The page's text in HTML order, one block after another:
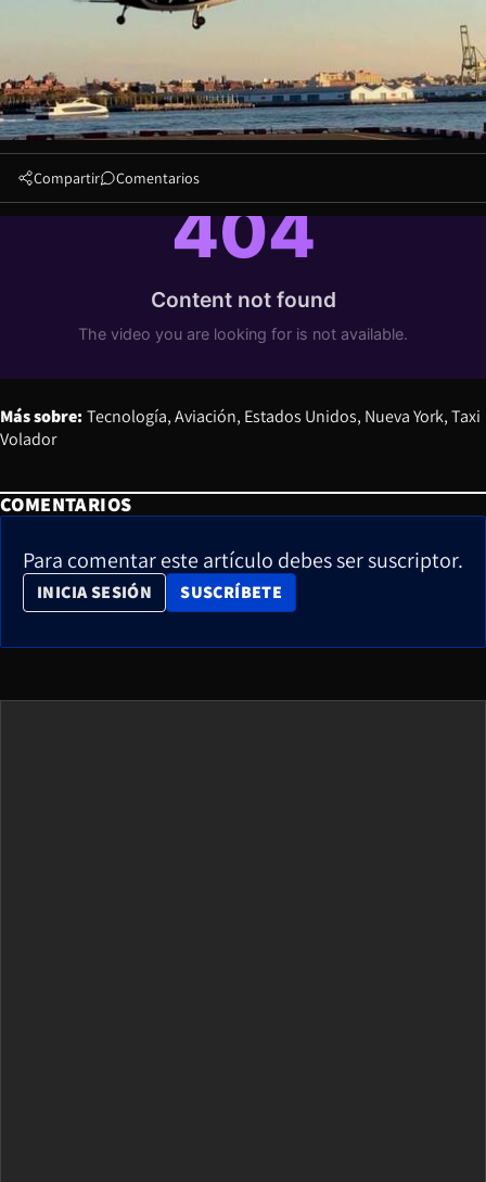
Compartir Comentarios
Más sobre:Tecnología Aviación Estados Unidos Nueva York Taxi
Volador
COMENTARIOS
Para comentar este artículo debes ser suscriptor.
INICIA SESIÓN SUSCRÍBETE
OPENS IN NEW WINDOW